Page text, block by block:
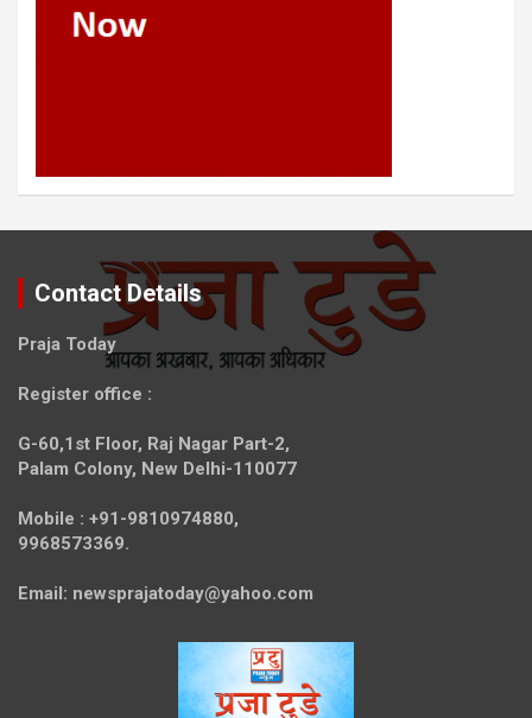
Contact Details
Praja Today
Register office :
G-60,1st Floor, Raj Nagar Part-2,
Palam Colony, New Delhi-110077
Mobile : +91-9810974880,
9968573369.
Email: newsprajatoday@yahoo.com